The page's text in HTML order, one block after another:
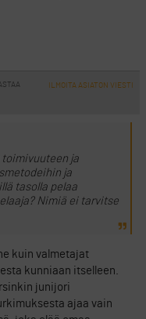
ILMOITA ASIATON VIESTI
ja
ja
tasolla pelaa
Nimiä ei tarvitse
kuin valmetajat
kunniaan itselleen.
junijori
ajaa vain